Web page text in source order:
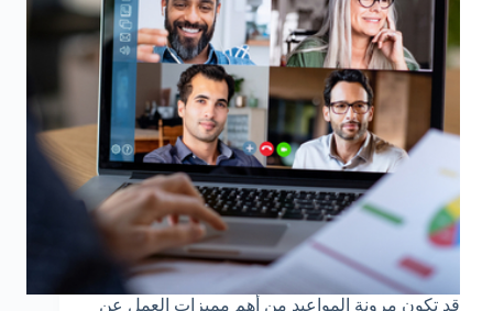
قد تكون مرونة المواعيد من أهم مميزات العمل عن